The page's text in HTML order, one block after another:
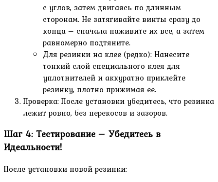
с углов, затем двигаясь по длинным
сторонам. Не затягивайте винты сразу до
конца – сначала наживите их все, а затем
равномерно подтяните.
Для резинки на клее (редко): Нанесите
тонкий слой специального клея для
уплотнителей и аккуратно приклейте
резинку, плотно прижимая ее.
Проверка: После установки убедитесь, что резинка
лежит ровно, без перекосов и зазоров.
Шаг 4: Тестирование – Убедитесь в
Идеальности!
После установки новой резинки: